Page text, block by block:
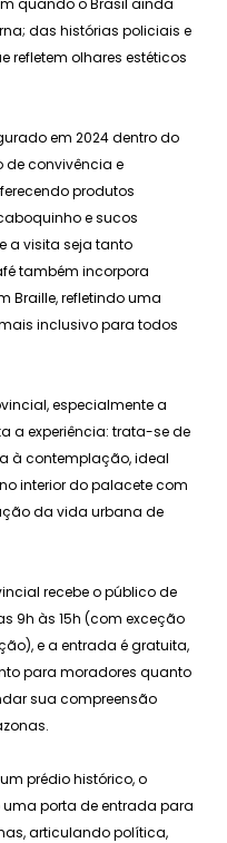
quando o Brasil ainda
das histórias policiais e
refletem olhares estéticos
em 2024 dentro do
convivência e
produtos
e sucos
a visita seja tanto
também incorpora
Braille, refletindo uma
inclusivo para todos
especialmente a
a experiência: trata-se de
à contemplação, ideal
interior do palacete com
da vida urbana de
recebe o público de
9h às 15h (com exceção
e a entrada é gratuita,
para moradores quanto
sua compreensão
prédio histórico, o
porta de entrada para
articulando política,